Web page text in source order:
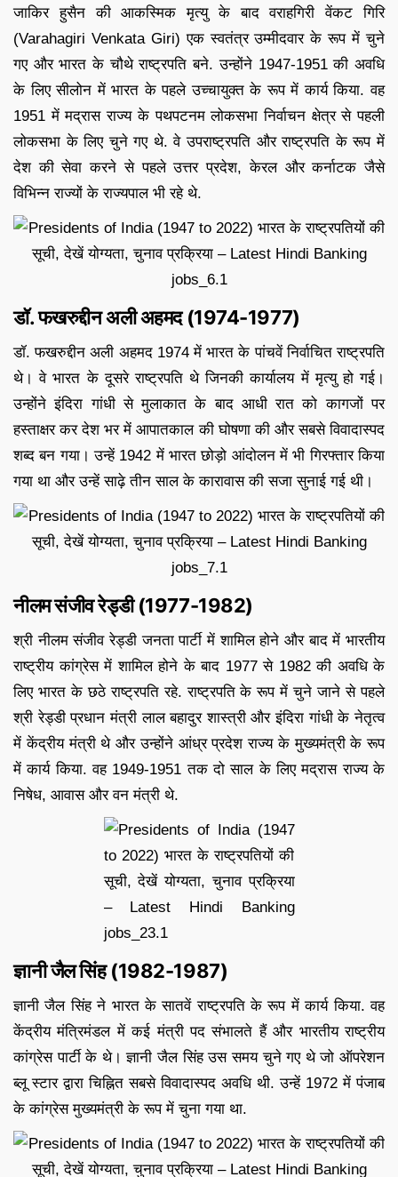
जाकिर हुसैन की आकस्मिक मृत्यु के बाद वराहगिरी वेंकट गिरि
(Varahagiri Venkata Giri) एक स्वतंत्र उम्मीदवार के रूप में चुने
गए और भारत के चौथे राष्ट्रपति बने. उन्होंने 1947-1951 की अवधि
के लिए सीलोन में भारत के पहले उच्चायुक्त के रूप में कार्य किया. वह
1951 में मद्रास राज्य के पथपटनम लोकसभा निर्वाचन क्षेत्र से पहली
लोकसभा के लिए चुने गए थे. वे उपराष्ट्रपति और राष्ट्रपति के रूप में
देश की सेवा करने से पहले उत्तर प्रदेश, केरल और कर्नाटक जैसे
विभिन्न राज्यों के राज्यपाल भी रहे थे.
डॉ. फखरुद्दीन अली अहमद (1974-1977)
डॉ. फखरुद्दीन अली अहमद 1974 में भारत के पांचवें निर्वाचित राष्ट्रपति
थे। वे भारत के दूसरे राष्ट्रपति थे जिनकी कार्यालय में मृत्यु हो गई।
उन्होंने इंदिरा गांधी से मुलाकात के बाद आधी रात को कागजों पर
हस्ताक्षर कर देश भर में आपातकाल की घोषणा की और सबसे विवादास्पद
शब्द बन गया। उन्हें 1942 में भारत छोड़ो आंदोलन में भी गिरफ्तार किया
गया था और उन्हें साढ़े तीन साल के कारावास की सजा सुनाई गई थी।
नीलम संजीव रेड्डी (1977-1982)
श्री नीलम संजीव रेड्डी जनता पार्टी में शामिल होने और बाद में भारतीय
राष्ट्रीय कांग्रेस में शामिल होने के बाद 1977 से 1982 की अवधि के
लिए भारत के छठे राष्ट्रपति रहे. राष्ट्रपति के रूप में चुने जाने से पहले
श्री रेड्डी प्रधान मंत्री लाल बहादुर शास्त्री और इंदिरा गांधी के नेतृत्व
में केंद्रीय मंत्री थे और उन्होंने आंध्र प्रदेश राज्य के मुख्यमंत्री के रूप
में कार्य किया. वह 1949-1951 तक दो साल के लिए मद्रास राज्य के
निषेध, आवास और वन मंत्री थे.
ज्ञानी जैल सिंह (1982-1987)
ज्ञानी जैल सिंह ने भारत के सातवें राष्ट्रपति के रूप में कार्य किया. वह
केंद्रीय मंत्रिमंडल में कई मंत्री पद संभालते हैं और भारतीय राष्ट्रीय
कांग्रेस पार्टी के थे। ज्ञानी जैल सिंह उस समय चुने गए थे जो ऑपरेशन
ब्लू स्टार द्वारा चिह्नित सबसे विवादास्पद अवधि थी. उन्हें 1972 में पंजाब
के कांग्रेस मुख्यमंत्री के रूप में चुना गया था.